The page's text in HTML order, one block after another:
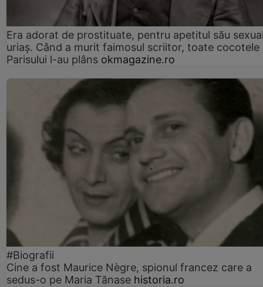
Era adorat de prostituate, pentru apetitul său
uriaș. Când a murit faimosul scriitor, toate cocotele
Parisului l-au plâns okmagazine.ro
#Biografii
Cine a fost Maurice Nègre, spionul francez care a
sedus-o pe Maria Tănase historia.ro